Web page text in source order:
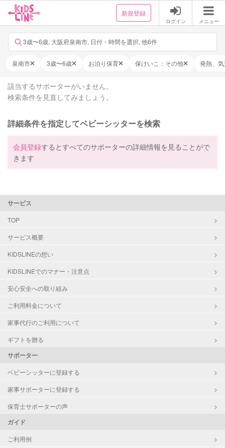
新規登録
ログイン メニュー
3歳〜6歳, 大阪府泉南市, 日付・時間を選択, 他6件
泉南市 3歳〜6歳 お泊り保育 保けいこ：その他 発熱、
該当するサポーターがいません。
検索条件を見直してみましょう。
詳細条件を指定してベビーシッターを検索
会員登録するとすべてのサポーターの詳細情報を見ることがで
きます
サービス
TOP
サービス概要
KIDSLINEの想い
KIDSLINEでのマナー・注意点
安心安全への取り組み
ご利用料金について
家事代行のご利用について
ギフトを贈る
サポーター
ベビーシッターに登録する
家事サポーターに登録する
保育士サポーターの声
ガイド
ご利用例